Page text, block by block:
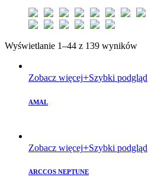
Wyświetlanie 1–44 z 139 wyników
Zobacz więcej Szybki podgląd
AMAL
Zobacz więcej Szybki podgląd
ARCCOS NEPTUNE